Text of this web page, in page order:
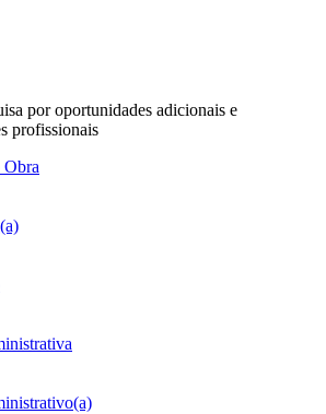
por oportunidades adicionais e
profissionais